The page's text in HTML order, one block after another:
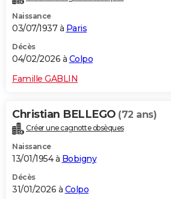
Naissance
03/07/1937 à Paris
Décès
04/02/2026 à Colpo
Famille GABLIN
Christian BELLEGO (72 ans)
Créer une cagnotte obsèques
Naissance
13/01/1954 à Bobigny
Décès
31/01/2026 à Colpo